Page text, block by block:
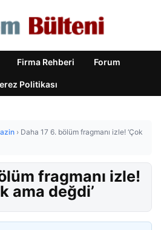
Firma Rehberi Forum
Politikası
› Daha 17 6. bölüm fragmanı izle! ‘Çok
fragmanı izle!
ama değdi’